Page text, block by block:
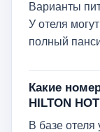
Варианты
У отеля
полный
Какие
HILTON
В базе отеля